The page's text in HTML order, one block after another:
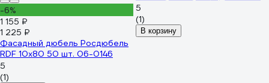
-6%
1 155 ₽
1 225 ₽
Фасадный дюбель Росдюбель
RDF 10x80 50 шт. 06-0146
5
(1)
0030
5
(1)
В корзину